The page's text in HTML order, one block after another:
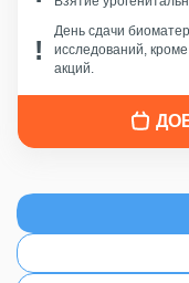
День сдачи
исследований,
акций.